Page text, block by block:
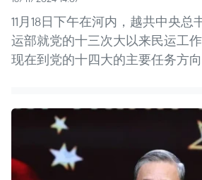
11月18日下午在河内，越共中央总
运部就党的十三次大以来民运工
现在到党的十四大的主要任务方向